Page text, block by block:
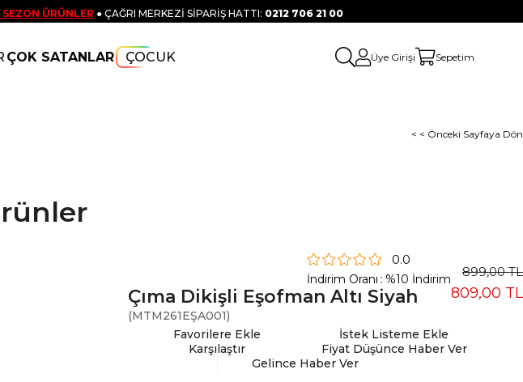
SEZON ÜRÜNLER ● ÇAĞRI MERKEZİ SİPARİŞ HATTI: 0212 706 21 00
ÇOK SATANLAR ÇOCUK Üye Girişi Sepetim
< < Önceki Sayfaya Dön
Çıma Dikişli Eşofman Altı Siyah
(MTM261EŞA001)
0.0
İndirim Oranı : %10 İndirim 899,00 TL
809,00 TL
Favorilere Ekle
İstek Listeme Ekle
Karşılaştır
Fiyat Düşünce Haber Ver
Gelince Haber Ver